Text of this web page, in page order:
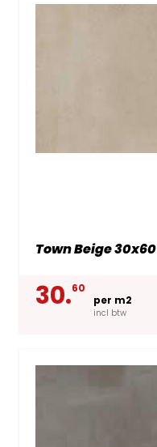
Town Beige 30x60
30.60
per m2
incl btw